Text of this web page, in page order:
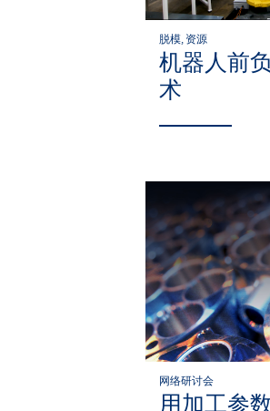
脱模, 资源
机器人前
术
网络研讨会
用加工参